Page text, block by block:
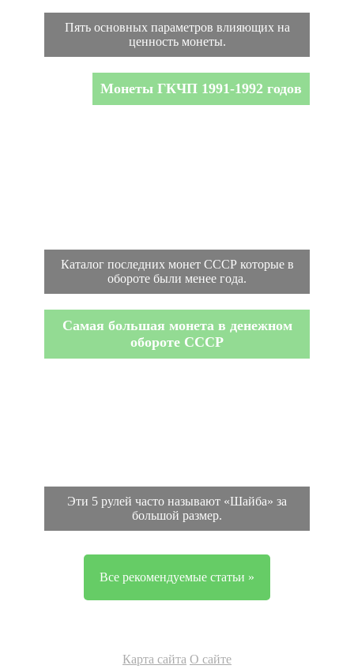
Пять основных параметров влияющих на
ценность монеты.
Монеты ГКЧП 1991-1992 годов
Каталог последних монет СССР которые в
обороте были менее года.
Самая большая монета в денежном
обороте СССР
Эти 5 рулей часто называют «Шайба» за
большой размер.
Все рекомендуемые статьи »
Карта сайта О сайте